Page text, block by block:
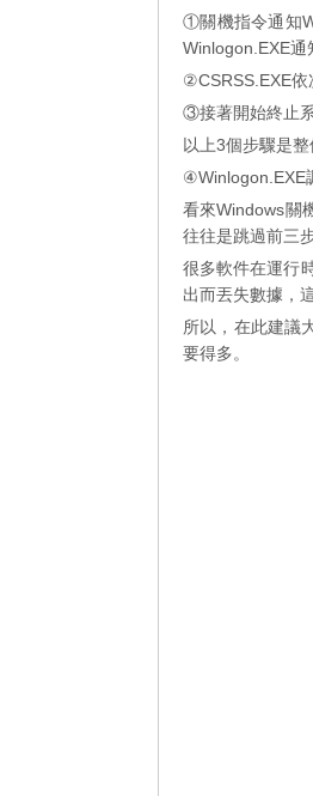
①關機指令通知
Winlogon.EXE通
②CSRSS.EXE依
③接著開始終止系
以上3個步驟是
④Winlogon.EXE
看來Windows關
往往是跳過前三
很多軟件在運行
出而丟失數據，
所以，在此建議
要得多。